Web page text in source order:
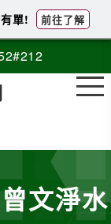
文淨水
單! 前往了解